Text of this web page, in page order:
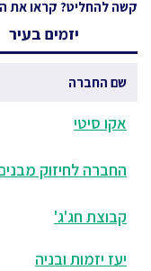
קשה להחליט? קראו את
יזמים בעיר
שם החברה
אקו סיטי
החברה לחיזוק
קבוצת חג'ג'
יעז יזמות ובניה